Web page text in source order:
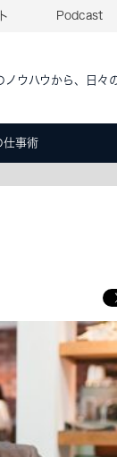
Podcast
ノウハウから、日々
仕事術